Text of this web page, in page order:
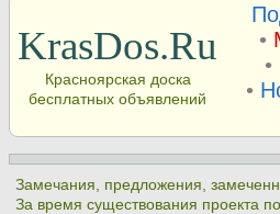
KrasDos.Ru
Красноярская доска
бесплатных объявлений
•
•
•
Замечания, предложения,
За время существования проекта